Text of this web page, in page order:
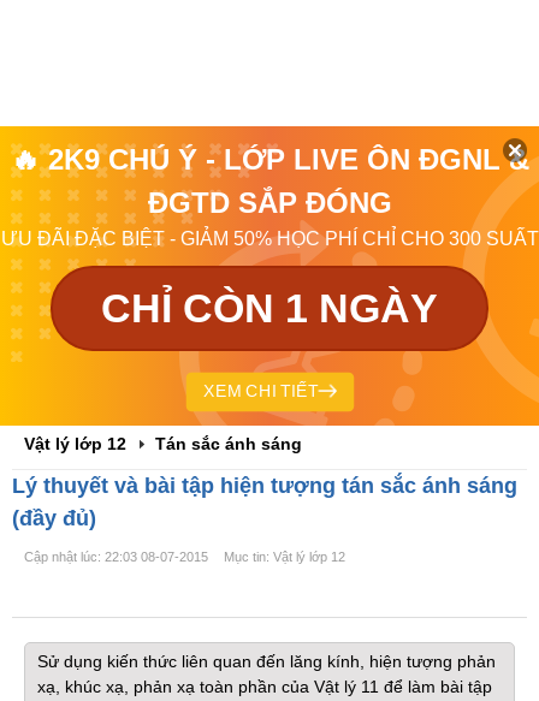
🔥 2K9 CHÚ Ý - LỚP LIVE ÔN ĐGNL &
ĐGTD SẮP ĐÓNG
ƯU ĐÃI ĐẶC BIỆT - GIẢM 50% HỌC PHÍ CHỈ CHO 300 SUẤT
CHỈ CÒN 1 NGÀY
XEM CHI TIẾT
Vật lý lớp 12 Tán sắc ánh sáng
Lý thuyết và bài tập hiện tượng tán sắc ánh sáng
(đầy đủ)
Cập nhật lúc: 22:03 08-07-2015 Mục tin: Vật lý lớp 12
Sử dụng kiến thức liên quan đến lăng kính, hiện tượng phản
xạ, khúc xạ, phản xạ toàn phần của Vật lý 11 để làm bài tập